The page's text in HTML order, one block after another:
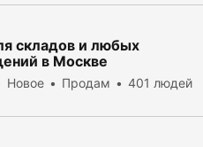
складов и любых
в Москве
Новое Продам
401 людей